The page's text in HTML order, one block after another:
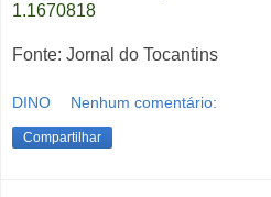
1.1670818
Fonte: Jornal do Tocantins
DINO Nenhum comentário:
Compartilhar